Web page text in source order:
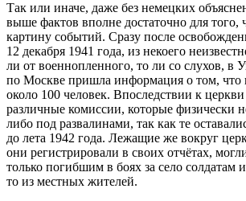
Так или иначе, даже без немецких
выше фактов вполне достаточно для того,
картину событий. Сразу после
12 декабря 1941 года, из некоего
ли от военнопленного, то ли со слухов,
по Москве пришла информация о том, что
около 100 человек. Впоследствии к
различные комиссии, которые физически
либо под развалинами, так как те
до лета 1942 года. Лежащие же вокруг
они регистрировали в своих отчётах,
только погибшим в боях за село солдатам
то из местных жителей.